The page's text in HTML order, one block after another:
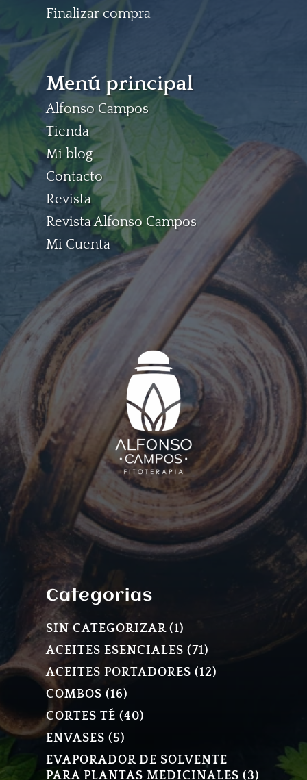
Finalizar compra
Menú principal
Alfonso Campos
Tienda
Mi blog
Contacto
Revista
Revista Alfonso Campos
Mi Cuenta
Categorias
SIN CATEGORIZAR 11
PRODUCTO
ACEITES ESENCIALES 7171
PRODUCTOS
ACEITES PORTADORES 1212
COMBOS 1616
PRODUCTOS
CORTES TÉ 4040
ENVASES 55
PRODUCTOS
EVAPORADOR DE SOLVENTE
PARA PLANTAS MEDICINALES
33